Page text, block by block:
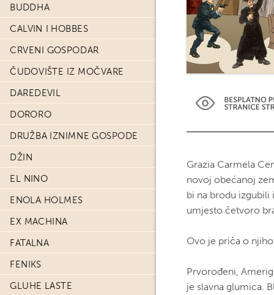
BUDDHA
CALVIN I HOBBES
CRVENI GOSPODAR
ČUDOVIŠTE IZ MOČVARE
DAREDEVIL
DORORO
DRUŽBA IZNIMNE GOSPODE
DŽIN
EL NINO
ENOLA HOLMES
EX MACHINA
FATALNA
FENIKS
GLUHE LASTE
Grazia Carmela
novoj obećanoj
bi na brodu izgubili
umjesto četvoro
Ovo je priča o
Prvorođeni,
je slavna glumica.